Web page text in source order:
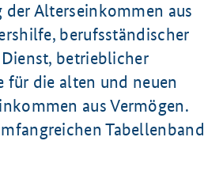
Alterseinkommen aus
berufsständischer
betrieblicher
für die alten und neuen
aus Vermögen.
Tabellenband